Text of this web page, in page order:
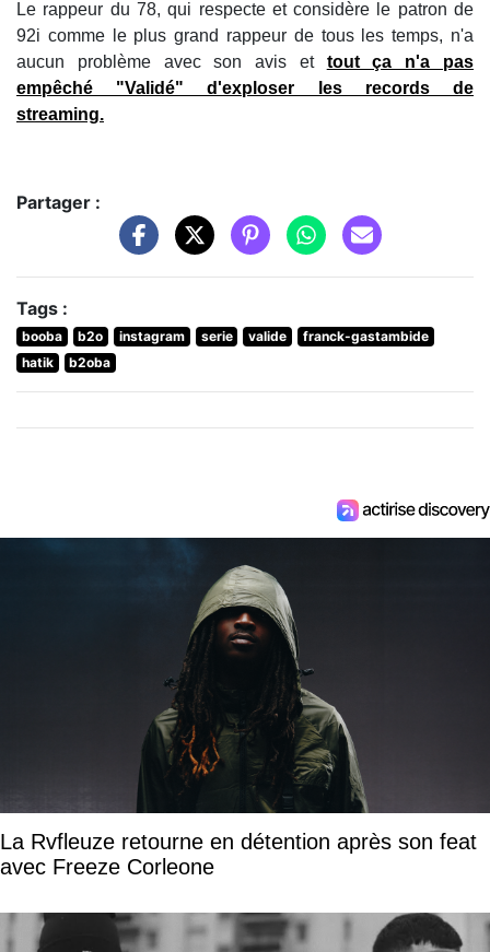
Le rappeur du 78, qui respecte et considère le patron de
92i comme le plus grand rappeur de tous les temps, n'a
aucun problème avec son avis et tout ça n'a pas
empêché "Validé" d'exploser les records de
streaming.
Partager :
Tags :
booba b2o instagram serie valide
franck-gastambide
hatik
b2oba
La Rvfleuze retourne en détention après son feat
avec Freeze Corleone